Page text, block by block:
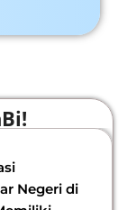
Negeri di